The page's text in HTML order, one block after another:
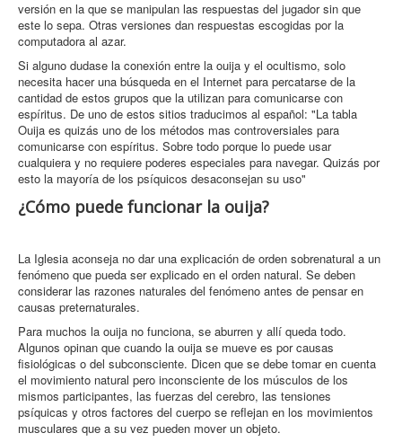
versión en la que se manipulan las respuestas del jugador sin que
este lo sepa. Otras versiones dan respuestas escogidas por la
computadora al azar.
Si alguno dudase la conexión entre la ouija y el ocultismo, solo
necesita hacer una búsqueda en el Internet para percatarse de la
cantidad de estos grupos que la utilizan para comunicarse con
espíritus. De uno de estos sitios traducimos al español: "La tabla
Ouija es quizás uno de los métodos mas controversiales para
comunicarse con espíritus. Sobre todo porque lo puede usar
cualquiera y no requiere poderes especiales para navegar. Quizás por
esto la mayoría de los psíquicos desaconsejan su uso"
¿Cómo puede funcionar la ouija?
La Iglesia aconseja no dar una explicación de orden sobrenatural a un
fenómeno que pueda ser explicado en el orden natural. Se deben
considerar las razones naturales del fenómeno antes de pensar en
causas preternaturales.
Para muchos la ouija no funciona, se aburren y allí queda todo.
Algunos opinan que cuando la ouija se mueve es por causas
fisiológicas o del subconsciente. Dicen que se debe tomar en cuenta
el movimiento natural pero inconsciente de los músculos de los
mismos participantes, las fuerzas del cerebro, las tensiones
psíquicas y otros factores del cuerpo se reflejan en los movimientos
musculares que a su vez pueden mover un objeto.